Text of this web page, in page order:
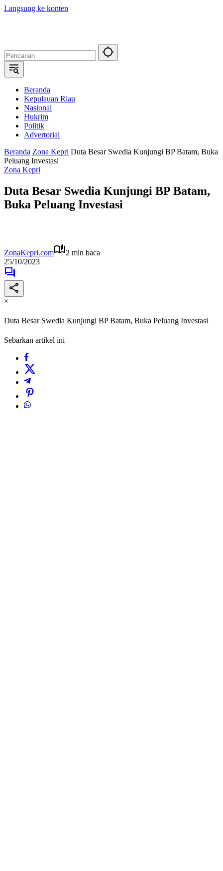
Langsung ke konten
Beranda
Kepulauan Riau
Nasional
Hukrim
Politik
Advertorial
Beranda Zona Kepri Duta Besar Swedia Kunjungi BP Batam, Buka
Peluang Investasi
Zona Kepri
Duta Besar Swedia Kunjungi BP Batam,
Buka Peluang Investasi
ZonaKepri.com
2 min baca
25/10/2023
×
Duta Besar Swedia Kunjungi BP Batam, Buka Peluang Investasi
Sebarkan artikel ini